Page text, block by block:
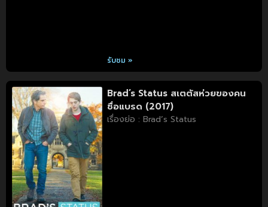
รับชม »
Brad’s Status สเตตัสห่วยของคน
ชื่อแบรด (2017)
เรื่องย่อ : Brad’s Status